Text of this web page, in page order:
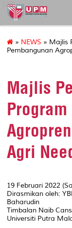
127
» NEWS » Majlis
Pembangunan
Majlis
Agri
19 Februari 2022
Dirasmikan oleh:
Baharudin
Timbalan Naib
Universiti Putra